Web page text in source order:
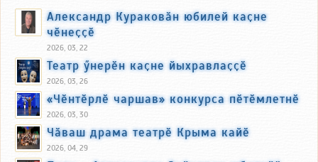
Александр Кураковӑн юбилей каҫне
чӗнеҫҫӗ
2026, 03, 22
Театр ӳнерӗн каҫне йыхравлаҫҫӗ
2026, 03, 26
«Чӗнтӗрлӗ чаршав» конкурса пӗтӗмлетнӗ
2026, 03, 30
Чӑваш драма театрӗ Крыма кайӗ
2026, 04, 29